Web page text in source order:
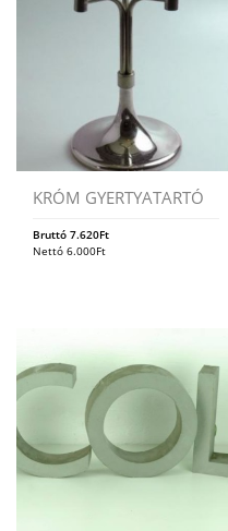
KRÓM GYERTYATARTÓ
Bruttó 7.620Ft
Nettó 6.000Ft